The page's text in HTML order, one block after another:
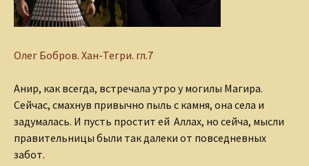
Олег Бобров. Хан-Тегри. гл.7
Анир, как всегда, встречала утро у могилы Магира.
Сейчас, смахнув привычно пыль с камня, она села и
задумалась. И пусть простит ей Аллах, но сейча, мысли
правительницы были так далеки от повседневных
забот.